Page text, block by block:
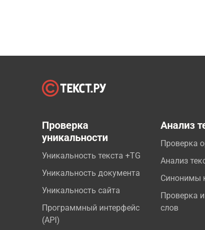
Проверка
уникальности
Уникальность текста +TG
Уникальность документа
Уникальность сайта
Программный интерфейс
(API)
Анализ
Проверка
Анализ
Синонимы
Проверка
слов